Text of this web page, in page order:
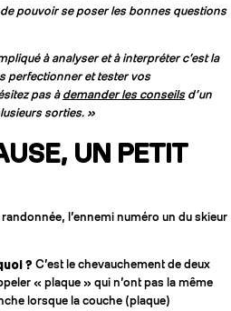
pouvoir se poser les bonnes questions
à analyser et à interpréter c’est la
perfectionner et tester vos
pas à demander les conseilsd’un
sorties. »
UN PETIT
l’ennemi numéro un du skieur
? C’est le chevauchement de deux
« plaque » qui n’ont pas la même
lorsque la couche (plaque)